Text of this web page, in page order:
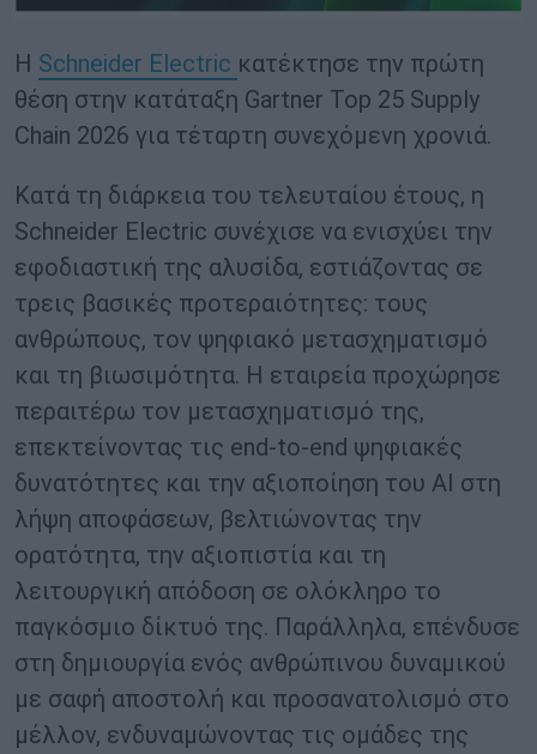
Η Schneider Electric κατέκτησε την πρώτη
θέση στην κατάταξη Gartner Top 25 Supply
Chain 2026 για τέταρτη συνεχόμενη χρονιά.
Κατά τη διάρκεια του τελευταίου έτους, η
Schneider Electric συνέχισε να ενισχύει την
εφοδιαστική της αλυσίδα, εστιάζοντας σε
τρεις βασικές προτεραιότητες: τους
ανθρώπους, τον ψηφιακό μετασχηματισμό
και τη βιωσιμότητα. Η εταιρεία προχώρησε
περαιτέρω τον μετασχηματισμό της,
επεκτείνοντας τις end-to-end ψηφιακές
δυνατότητες και την αξιοποίηση του AI στη
λήψη αποφάσεων, βελτιώνοντας την
ορατότητα, την αξιοπιστία και τη
λειτουργική απόδοση σε ολόκληρο το
παγκόσμιο δίκτυό της. Παράλληλα, επένδυσε
στη δημιουργία ενός ανθρώπινου δυναμικού
με σαφή αποστολή και προσανατολισμό στο
μέλλον, ενδυναμώνοντας τις ομάδες της